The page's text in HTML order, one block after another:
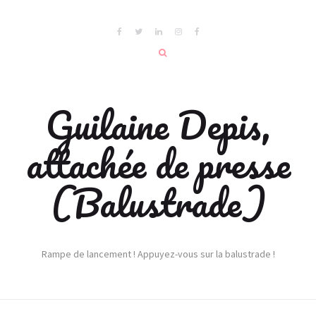
Guilaine Depis,
attachée de presse
(Balustrade)
Rampe de lancement ! Appuyez-vous sur la balustrade !